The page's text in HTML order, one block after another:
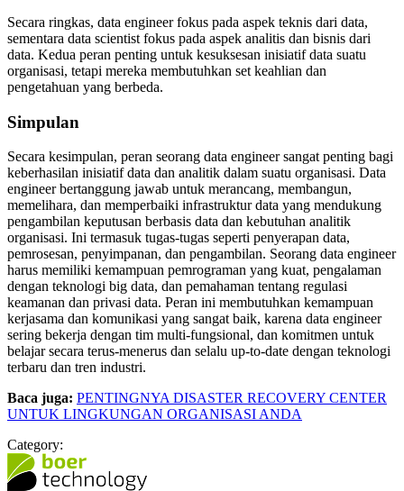
Secara ringkas, data engineer fokus pada aspek teknis dari data,
sementara data scientist fokus pada aspek analitis dan bisnis dari
data. Kedua peran penting untuk kesuksesan inisiatif data suatu
organisasi, tetapi mereka membutuhkan set keahlian dan
pengetahuan yang berbeda.
Simpulan
Secara kesimpulan, peran seorang data engineer sangat penting bagi
keberhasilan inisiatif data dan analitik dalam suatu organisasi. Data
engineer bertanggung jawab untuk merancang, membangun,
memelihara, dan memperbaiki infrastruktur data yang mendukung
pengambilan keputusan berbasis data dan kebutuhan analitik
organisasi. Ini termasuk tugas-tugas seperti penyerapan data,
pemrosesan, penyimpanan, dan pengambilan. Seorang data engineer
harus memiliki kemampuan pemrograman yang kuat, pengalaman
dengan teknologi big data, dan pemahaman tentang regulasi
keamanan dan privasi data. Peran ini membutuhkan kemampuan
kerjasama dan komunikasi yang sangat baik, karena data engineer
sering bekerja dengan tim multi-fungsional, dan komitmen untuk
belajar secara terus-menerus dan selalu up-to-date dengan teknologi
terbaru dan tren industri.
Baca juga: PENTINGNYA DISASTER RECOVERY CENTER
UNTUK LINGKUNGAN ORGANISASI ANDA
Category: